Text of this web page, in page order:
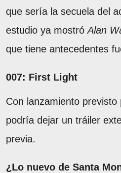
que sería la secuela del
estudio ya mostróAlan
que tiene antecedentes
007: First Light
Con lanzamiento
podría dejar un tráiler
previa.
¿Lo nuevo de Santa